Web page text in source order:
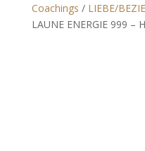
Coachings/ LIEBE/
LAUNE ENERGIE 999 –